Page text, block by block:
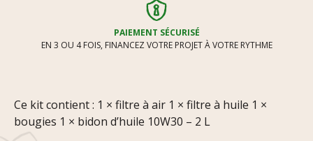
PAIEMENT SÉCURISÉ
EN 3 OU 4 FOIS, FINANCEZ VOTRE PROJET À VOTRE RYTHME
Ce kit contient : 1 × filtre à air 1 × filtre à huile 1 ×
bougies 1 × bidon d’huile 10W30 – 2 L